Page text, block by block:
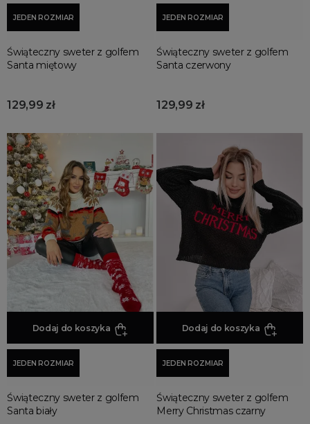
czerwone
granatowy
khaki
niebieskie
pomarańczowe
różowe
szare
zielone
STYL
ekskluzywne
eleganckie
fajne
modne
najmodniejsze
piękne
vintage
JEDEN ROZMIAR
Świąteczny sweter z golfem
Santa miętowy
129,99 zł
JEDEN ROZMIAR
Świąteczny sweter z golfem
Santa czerwony
129,99 zł
Dodaj do koszyka
JEDEN ROZMIAR
Świąteczny sweter z golfem
Santa biały
Dodaj do koszyka
JEDEN ROZMIAR
Świąteczny sweter z golfem
Merry Christmas czarny